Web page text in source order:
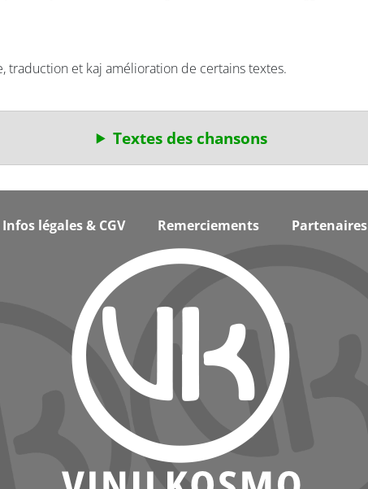
traduction et kaj amélioration de certains textes.
Textes des chansons
Infos légales & CGV Remerciements Partenaires